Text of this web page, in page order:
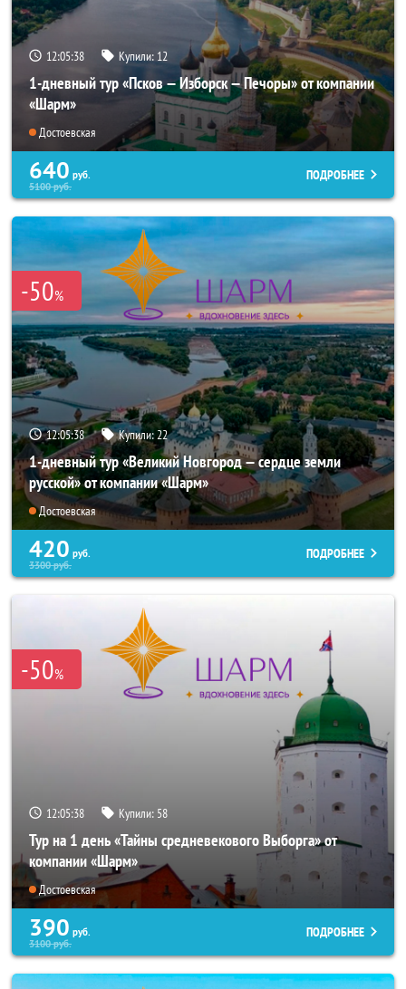
12:05:37 Купили: 12
1-дневный тур «Псков — Изборск — Печоры» от компании
«Шарм»
Достоевская
640 руб.
5100руб.
ПОДРОБНЕЕ
-50%
12:05:37 Купили: 22
1-дневный тур «Великий Новгород — сердце земли
русской» от компании «Шарм»
Достоевская
420 руб.
3300руб.
ПОДРОБНЕЕ
-50%
12:05:37 Купили: 58
Тур на 1 день «Тайны средневекового Выборга» от
компании «Шарм»
Достоевская
390 руб.
3100руб.
ПОДРОБНЕЕ